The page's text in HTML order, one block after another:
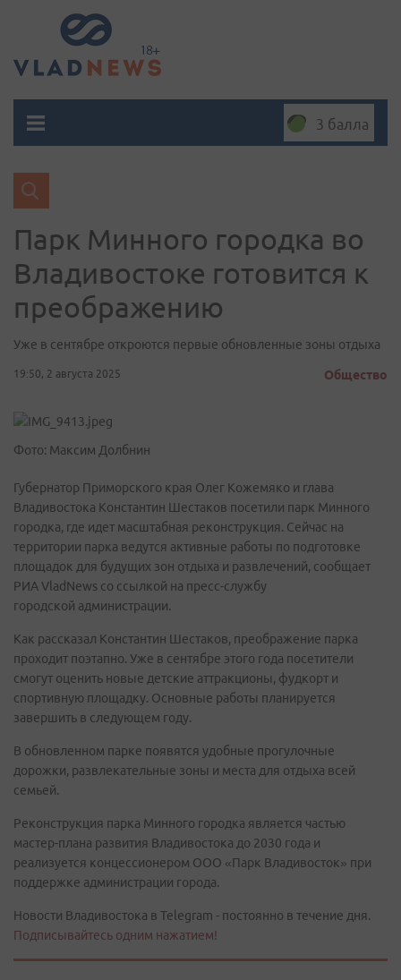
3 балла
Парк Минного городка во
Владивостоке готовится к
преображению
Уже в сентябре откроются первые обновленные зоны отдыха
19:50, 2 августа 2025 Общество
Фото: Максим Долбнин
Губернатор Приморского края Олег Кожемяко и глава
Владивостока Константин Шестаков посетили парк Минного
городка, где идет масштабная реконструкция. Сейчас на
территории парка ведутся активные работы по подготовке
площадок для будущих зон отдыха и развлечений, сообщает
РИА VladNews со ссылкой на пресс-службу
городской администрации.
Как рассказал Константин Шестаков, преображение парка
проходит поэтапно. Уже в сентябре этого года посетители
смогут оценить новые детские аттракционы, фудкорт и
спортивную площадку. Основные работы планируется
завершить в следующем году.
В обновленном парке появятся удобные прогулочные
дорожки, развлекательные зоны и места для отдыха всей
семьей.
Реконструкция парка Минного городка является частью
мастер-плана развития Владивостока до 2030 года и
реализуется концессионером ООО «Парк Владивосток» при
поддержке администрации города.
Новости Владивостока в Telegram - постоянно в течение дня.
Подписывайтесь одним нажатием!